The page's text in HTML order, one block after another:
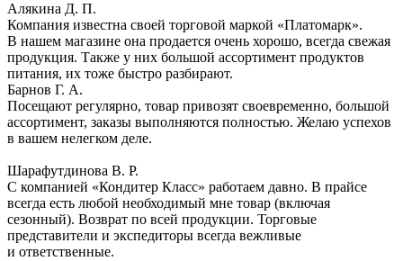
Алякина Д. П.
Компания известна своей торговой маркой «Платомарк».
В нашем магазине она продается очень хорошо, всегда свежая
продукция. Также у них большой ассортимент продуктов
питания, их тоже быстро разбирают.
Барнов Г. А.
Посещают регулярно, товар привозят своевременно, большой
ассортимент, заказы выполняются полностью. Желаю успехов
в вашем нелегком деле.
Шарафутдинова В. Р.
С компанией «Кондитер Класс» работаем давно. В прайсе
всегда есть любой необходимый мне товар (включая
сезонный). Возврат по всей продукции. Торговые
представители и экспедиторы всегда вежливые
и ответственные.